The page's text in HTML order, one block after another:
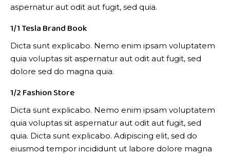
aspernatur aut odit aut fugit, sed quia.
1/1 Tesla Brand Book
Dicta sunt explicabo. Nemo enim ipsam voluptatem
quia voluptas sit aspernatur aut odit aut fugit, sed
dolore sed do magna quia.
1/2 Fashion Store
Dicta sunt explicabo. Nemo enim ipsam voluptatem
quia voluptas sit aspernatur aut odit aut fugit, sed
quia. Dicta sunt explicabo. Adipiscing elit, sed do
eiusmod tempor incididunt ut labore dolore magna